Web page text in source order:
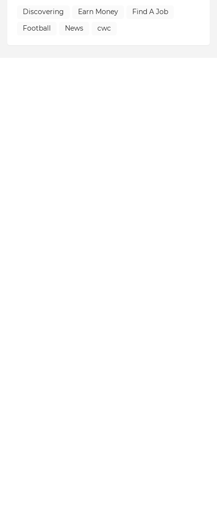
Discovering Earn Money
Find A Job
Football
News cwc